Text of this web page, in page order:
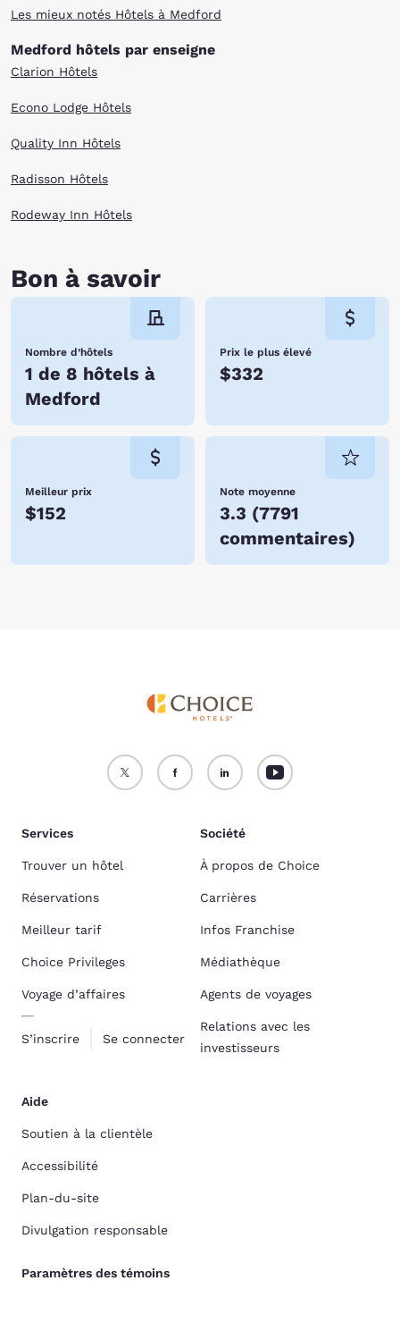
Les mieux notés Hôtels à Medford
Medford hôtels par enseigne
Clarion Hôtels
Econo Lodge Hôtels
Quality Inn Hôtels
Radisson Hôtels
Rodeway Inn Hôtels
Bon à savoir
Nombre d’hôtels
1 de 8 hôtels à
Medford
Prix le plus élevé
$332
Meilleur prix
$152
Note moyenne
3.3 (7791
commentaires)
Services
Trouver un hôtel
Réservations
Meilleur tarif
Choice Privileges
Voyage d’affaires
S’inscrire Se connecter
Société
À propos de Choice
Carrières
Infos Franchise
Médiathèque
Agents de voyages
Relations avec les
investisseurs
Aide
Soutien à la clientèle
Accessibilité
Plan-du-site
Divulgation responsable
Paramètres des témoins